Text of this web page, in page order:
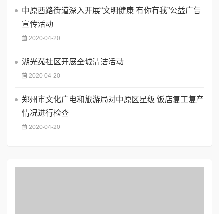
中原西路街道深入开展“文明健康 有你有我”公益广告
宣传活动
2020-04-20
湖光苑社区开展全城清洁活动
2020-04-20
郑州市文化广电和旅游局对中原区星级 饭店复工复产
情况进行检查
2020-04-20